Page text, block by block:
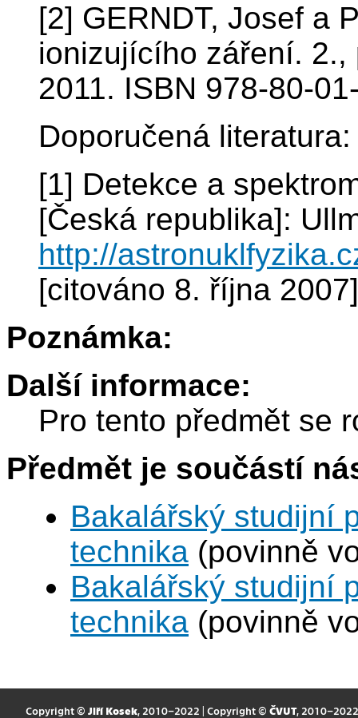
[2] GERNDT, Josef a
ionizujícího záření. 2.,
2011. ISBN 978-80-
Doporučená literatura:
[1] Detekce a
[Česká republika]:
http://
[citováno 8. října 2007]
Poznámka:
Další informace:
Pro tento předmět se
Předmět je součástí
Bakalářský studijní
technika (povinně
Bakalářský studijní
technika (povinně
Copyright © Jiří Kosek, 2010–2022 | Copyright © ČVUT, 2010–2022